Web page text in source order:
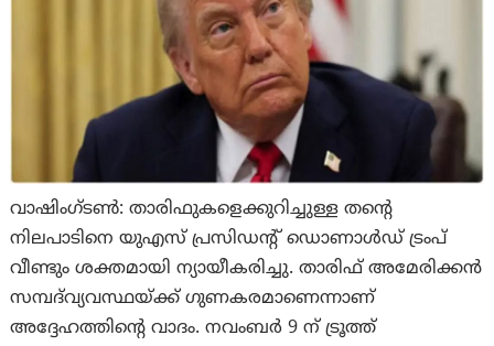
വാഷിംഗ്ടണ്‍: താരിഫുകളെക്കുറിച്ചുള്ള തന്റെ
നിലപാടിനെ യുഎസ് പ്രസിഡന്റ് ഡൊണാൾഡ് ട്രംപ്
വീണ്ടും ശക്തമായി ന്യായീകരിച്ചു. താരിഫ് അമേരിക്കൻ
സമ്പദ്‌വ്യവസ്ഥയ്ക്ക് ഗുണകരമാണെന്നാണ്
അദ്ദേഹത്തിന്റെ വാദം. നവംബർ 9 ന് ട്രൂത്ത്